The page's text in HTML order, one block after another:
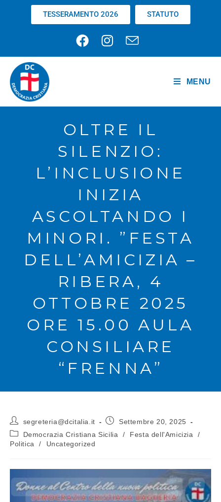
TESSERAMENTO 2026 STATUTO
MENU
OLTRE IL
SILENZIO:
L’INCLUSIONE
INIZIA
ASCOLTANDO I
MINORI. ”FESTA
DELL’AMICIZIA –
RIBERA, 4
OTTOBRE 2025
ORE 15.00 AULA
CONSILIARE
“FRENNA”
segreteria@dcitalia.it
Settembre 20, 2025
Democrazia Cristiana Sicilia
/ Festa dell'Amicizia
/
Politica
/ Uncategorized